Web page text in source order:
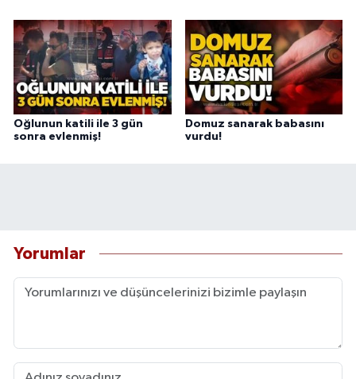
Oğlunun katili ile 3 gün
sonra evlenmiş!
Domuz sanarak babasını
vurdu!
Yorumlar